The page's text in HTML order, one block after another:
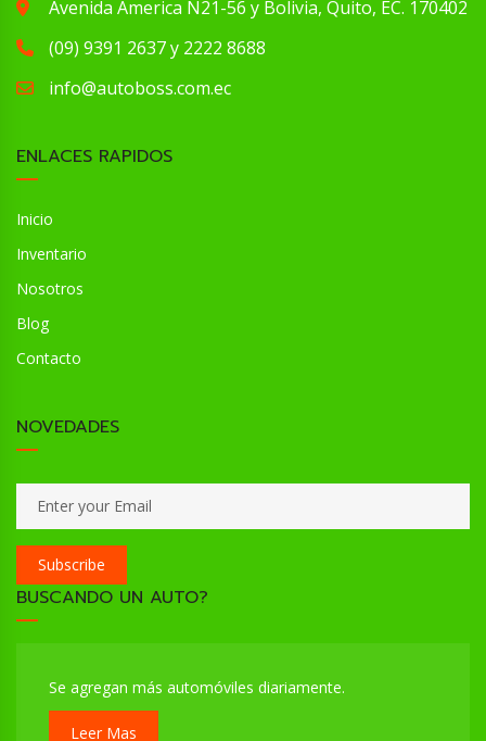
Avenida America N21-56 y Bolivia, Quito, EC. 170402
(09) 9391 2637 y 2222 8688
info@autoboss.com.ec
ENLACES RAPIDOS
Inicio
Inventario
Nosotros
Blog
Contacto
NOVEDADES
Subscribe
BUSCANDO UN AUTO?
Se agregan más automóviles diariamente.
Leer Mas